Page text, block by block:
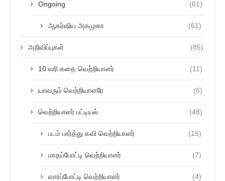
Ongoing (61)
ஆகர்ஷிய அகமுகா (61)
அறிவிப்புகள் (85)
10 வரி கதை வெற்றியாளர் (11)
யாவரும் வெற்றியாளரே (6)
வெற்றியாளர் பட்டியல் (48)
படம் பார்த்து கவி வெற்றியாளர் (15)
மாதப்போட்டி வெற்றியாளர் (7)
வாரப்போட்டி வெற்றியாளர் (4)